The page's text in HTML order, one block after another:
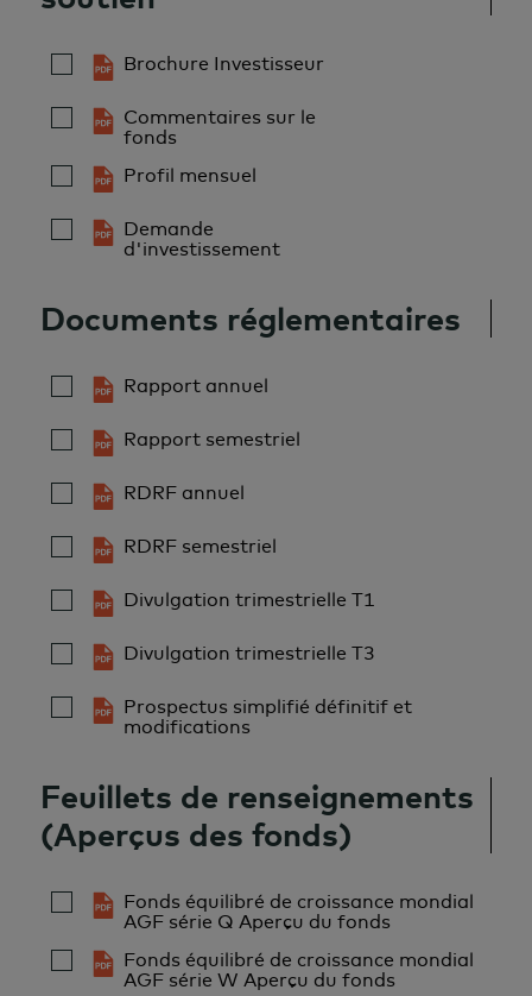
partout dans le monde.
Brochure Investisseur
Commentaires sur le
fonds
Profil mensuel
Demande
d'investissement
Documents réglementaires
Rapport annuel
Rapport semestriel
RDRF annuel
RDRF semestriel
Divulgation trimestrielle T1
Divulgation trimestrielle T3
Prospectus simplifié définitif et
modifications
Feuillets de renseignements
(Aperçus des fonds)
Fonds équilibré de croissance mondial
AGF série Q Aperçu du fonds
Fonds équilibré de croissance mondial
AGF série W Aperçu du fonds